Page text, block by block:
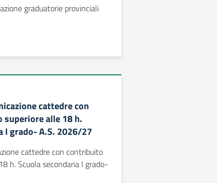
graduatorie provinciali
cattedre con
alle 18 h.
I grado- A.S. 2026/27
cattedre con contribuito
h. Scuola secondaria I grado-